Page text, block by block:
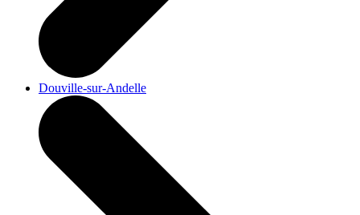
Douville-sur-Andelle